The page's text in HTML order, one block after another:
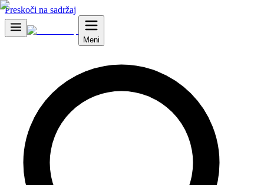
Preskoči na sadržaj
Meni